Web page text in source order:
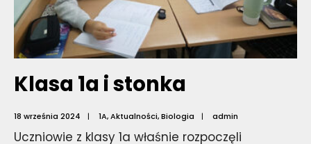
Klasa 1a i stonka
18 września 2024 | 1A,Aktualności,Biologia | admin
Uczniowie z klasy 1a właśnie rozpoczęli